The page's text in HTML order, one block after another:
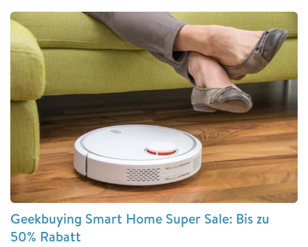
Geekbuying Smart Home Super Sale: Bis zu
50% Rabatt